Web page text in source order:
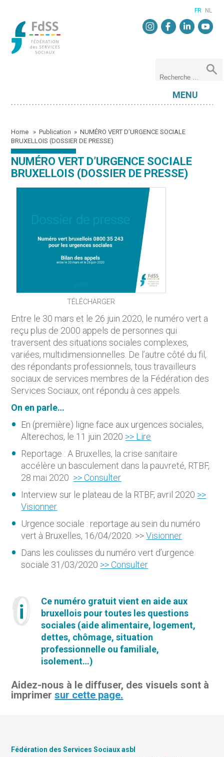
FR NL
MENU
Home »Publication »NUMÉRO VERT D’URGENCE SOCIALE
BRUXELLOIS (DOSSIER DE PRESSE)
NUMÉRO VERT D’URGENCE SOCIALE
BRUXELLOIS (DOSSIER DE PRESSE)
TÉLÉCHARGER
Entre le 30 mars et le 26 juin 2020, le numéro vert a
reçu plus de 2000 appels de personnes qui
traversent des situations sociales complexes,
variées, multidimensionnelles. De l’autre côté du fil,
des répondants professionnels, tous travailleurs
sociaux de services membres de la Fédération des
Services Sociaux, ont répondu à ces appels.
On en parle…
En (première) ligne face aux urgences sociales,
Alterechos, le 11 juin 2020 >> Lire
Reportage : A Bruxelles, la crise sanitaire
accélère un basculement dans la pauvreté, RTBF,
28 mai 2020 >> Consulter
Interview sur le plateau de la RTBF, avril 2020 >>
Visionner
Urgence sociale : reportage au sein du numéro
vert à Bruxelles, 16/04/2020. >>Visionner
Dans les coulisses du numéro vert d’urgence
sociale 31/03/2020 >> Consulter
Ce numéro gratuit vient en aide aux
bruxellois pour toutes les questions
sociales (aide alimentaire, logement,
dettes, chômage, situation
professionnelle ou familiale,
isolement…)
Aidez-nous à le diffuser, des visuels sont à
imprimersur cette page.
Fédération des Services Sociaux asbl